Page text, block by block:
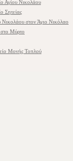
Αγίου Νικολάου
Σητείας
Νικολάου στον Άγιο Νικόλαο
Μύρτο
Μονής Τοπλού